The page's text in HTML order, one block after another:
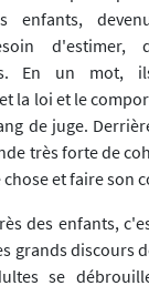
enfants,
d'estimer,
En un mot,
la loi et le
de juge.
très forte de
et faire son
des enfants,
grands discours
se